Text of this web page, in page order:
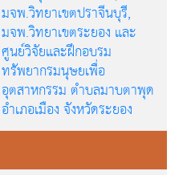
มจพ.วิทยาเขตปราจีนบุรี,
มจพ.วิทยาเขตระยอง และ
ศูนย์วิจัยและฝึกอบรม
ทรัพยากรมนุษยเพื่อ
อุตสาหกรรม ตำบลมาบตาพุด
อำเภอเมือง จังหวัดระยอง